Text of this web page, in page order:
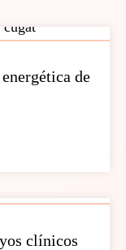
de
clínicos